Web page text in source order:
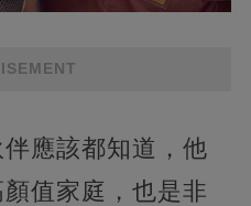
應該都知道，他
值家庭，也是非